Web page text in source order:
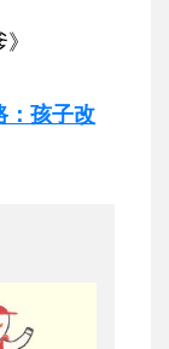
：孩子改